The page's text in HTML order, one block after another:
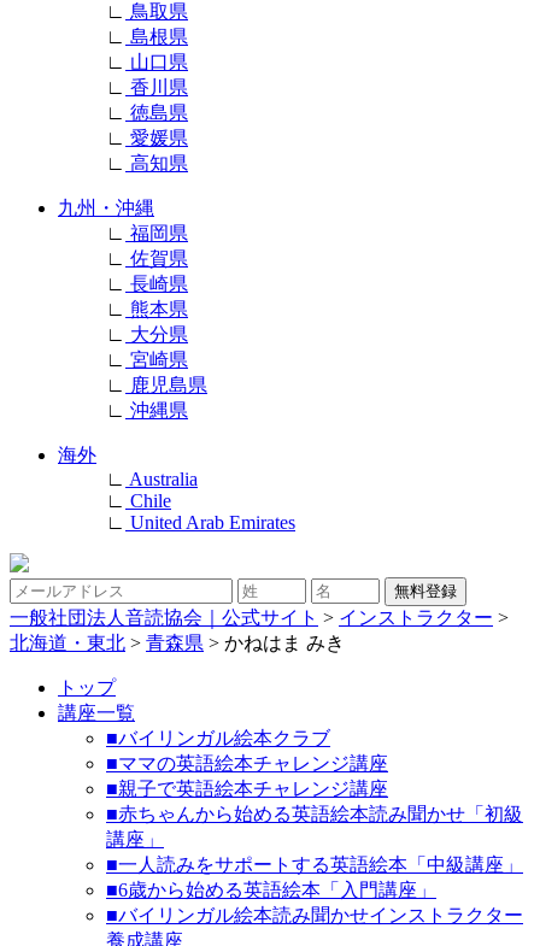
∟
鳥取県
∟
島根県
∟
山口県
∟
香川県
∟
徳島県
∟
愛媛県
∟
高知県
九州・沖縄
∟
福岡県
∟
佐賀県
∟
長崎県
∟
熊本県
∟
大分県
∟
宮崎県
∟
鹿児島県
∟
沖縄県
海外
∟
Australia
∟
Chile
∟
United Arab Emirates
一般社団法人音読協会｜公式サイト > インストラクター >
北海道・東北 > 青森県 > かねはま みき
トップ
講座一覧
■バイリンガル絵本クラブ
■ママの英語絵本チャレンジ講座
■親子で英語絵本チャレンジ講座
■赤ちゃんから始める英語絵本読み聞かせ「初級
講座」
■一人読みをサポートする英語絵本「中級講座」
■6歳から始める英語絵本「入門講座」
■バイリンガル絵本読み聞かせインストラクター
養成講座